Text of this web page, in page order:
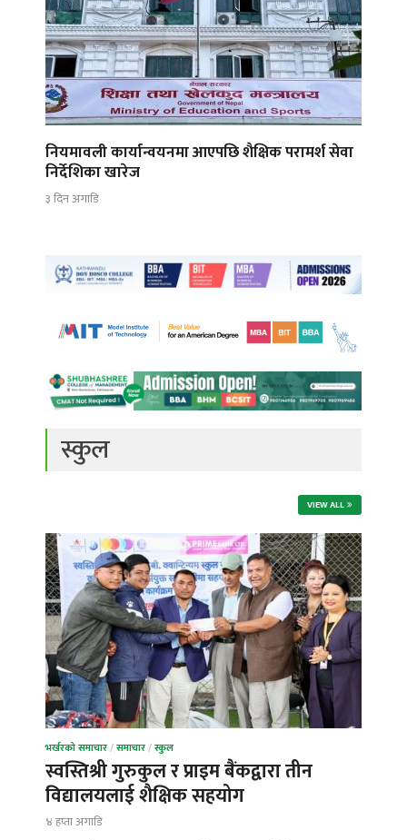
नियमावली कार्यान्वयनमा आएपछि शैक्षिक परामर्श सेवा
निर्देशिका खारेज
३ दिन अगाडि
स्कुल
VIEW ALL
भर्खरको समाचार/समाचार/स्कुल
स्वस्तिश्री गुरुकुल र प्राइम बैंकद्वारा तीन
विद्यालयलाई शैक्षिक सहयोग
४ हप्ता अगाडि